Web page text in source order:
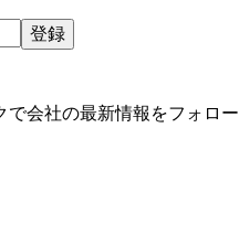
登録
会社の最新情報をフォロー